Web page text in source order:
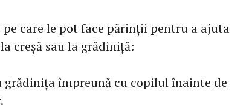
pe care le pot face părinții pentru a ajuta
creșă sau la grădiniță:
grădinița împreună cu copilul înainte de